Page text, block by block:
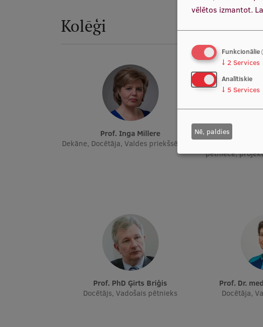
Kolēģi
Prof. Inga Millere
Dekāne, Docētāja, Valdes priekšsēdētāja
Docētāja,
pētniece,
Prof. PhD Ģirts Briģis
Docētājs, Vadošais pētnieks
Prof. Dr.
Docētāja,
vēlētos izmantot.
Funkcionālie
↓ 2 Services
Analītiskie
↓ 5 Services
Nē, paldies